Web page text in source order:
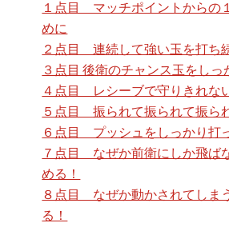
１点目 マッチポイントからの
めに
２点目 連続して強い玉を打ち
３点目 後衛のチャンス玉をしっ
４点目 レシーブで守りきれな
５点目 振られて振られて振ら
６点目 プッシュをしっかり打
７点目 なぜか前衛にしか飛ば
める！
８点目 なぜか動かされてしま
る！